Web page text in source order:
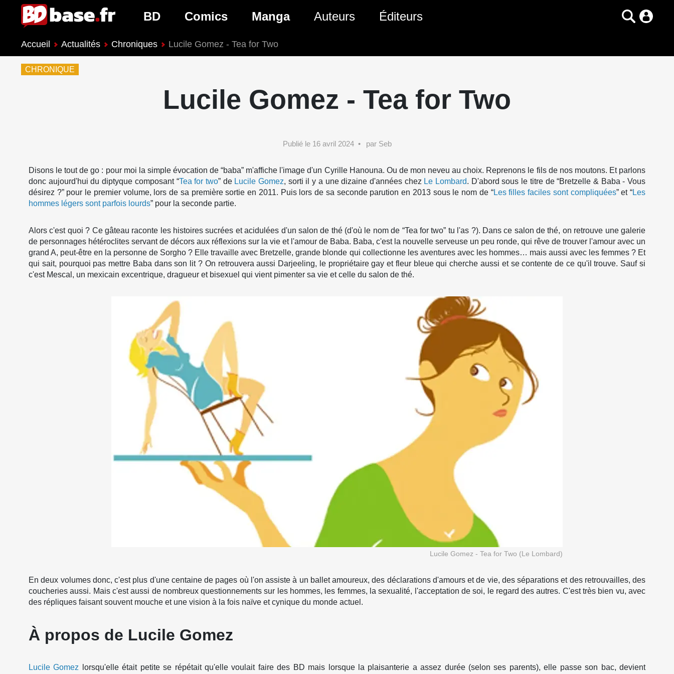
BD
Nouveautés BD
Genres BD
Comics
Nouveautés Comics
Genres Comics
Manga
Nouveautés Manga
Genres Manga
Auteurs Éditeurs
Accueil Actualités Chroniques Lucile Gomez - Tea for Two
CHRONIQUE
Lucile Gomez - Tea for Two
Publié le 16 avril 2024 par Seb
Disons le tout de go : pour moi la simple évocation de “baba” m'affiche l'image d'un Cyrille Hanouna. Ou de mon neveu au choix. Reprenons le fils de nos moutons. Et parlons
donc aujourd'hui du diptyque composant “Tea for two” de Lucile Gomez, sorti il y a une dizaine d'années chez Le Lombard. D'abord sous le titre de “Bretzelle & Baba - Vous
désirez ?” pour le premier volume, lors de sa première sortie en 2011. Puis lors de sa seconde parution en 2013 sous le nom de “Les filles faciles sont compliquées” et “Les
hommes légers sont parfois lourds” pour la seconde partie.
Alors c'est quoi ? Ce gâteau raconte les histoires sucrées et acidulées d'un salon de thé (d'où le nom de “Tea for two” tu l'as ?). Dans ce salon de thé, on retrouve une galerie
de personnages hétéroclites servant de décors aux réflexions sur la vie et l'amour de Baba. Baba, c'est la nouvelle serveuse un peu ronde, qui rêve de trouver l'amour avec un
grand A, peut-être en la personne de Sorgho ? Elle travaille avec Bretzelle, grande blonde qui collectionne les aventures avec les hommes… mais aussi avec les femmes ? Et
qui sait, pourquoi pas mettre Baba dans son lit ? On retrouvera aussi Darjeeling, le propriétaire gay et fleur bleue qui cherche aussi et se contente de ce qu'il trouve. Sauf si
c'est Mescal, un mexicain excentrique, dragueur et bisexuel qui vient pimenter sa vie et celle du salon de thé.
Lucile Gomez - Tea for Two (Le Lombard)
En deux volumes donc, c'est plus d'une centaine de pages où l'on assiste à un ballet amoureux, des déclarations d'amours et de vie, des séparations et des retrouvailles, des
coucheries aussi. Mais c'est aussi de nombreux questionnements sur les hommes, les femmes, la sexualité, l'acceptation de soi, le regard des autres. C'est très bien vu, avec
des répliques faisant souvent mouche et une vision à la fois naïve et cynique du monde actuel.
À propos de Lucile Gomez
Lucile Gomez lorsqu'elle était petite se répétait qu'elle voulait faire des BD mais lorsque la plaisanterie a assez durée (selon ses parents), elle passe son bac, devient